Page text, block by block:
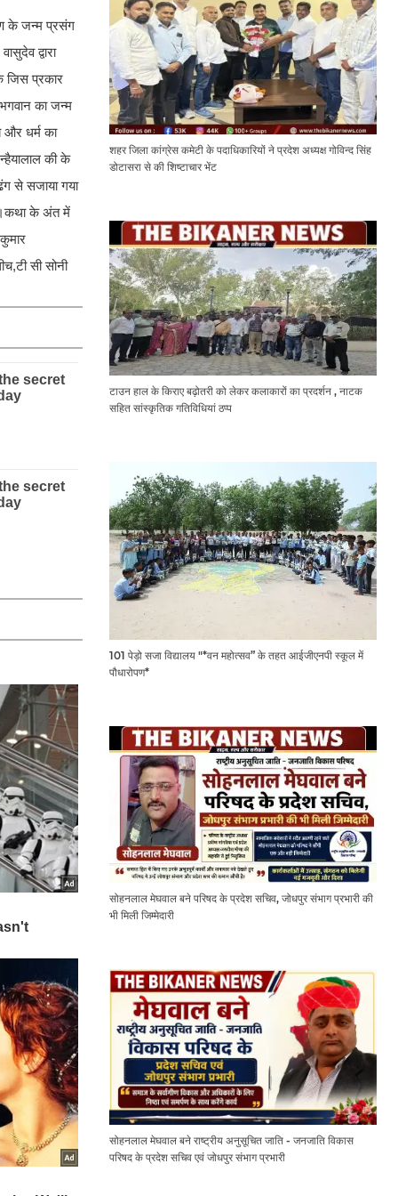
के जन्म प्रसंग
द्वारा
जिस प्रकार
का जन्म
और धर्म का
की के
से सजाया गया
के अंत में
सी सोनी
शहर जिला कांग्रेस कमेटी के पदाधिकारियों ने प्रदेश अध्यक्ष गोविन्द सिंह
डोटासरा से की शिष्टाचार भेंट
टाउन हाल के किराए बढ़ोतरी को लेकर कलाकारों का प्रदर्शन , नाटक
सहित सांस्कृतिक गतिविधियां ठप्प
101 पेड़ो सजा विद्यालय "*वन महोत्सव” के तहत आईजीएनपी स्कूल में
पौधारोपण*
सोहनलाल मेघवाल बने परिषद के प्रदेश सचिव, जोधपुर संभाग प्रभारी की
भी मिली जिम्मेदारी
सोहनलाल मेघवाल बने राष्ट्रीय अनुसूचित जाति - जनजाति विकास
परिषद के प्रदेश सचिव एवं जोधपुर संभाग प्रभारी